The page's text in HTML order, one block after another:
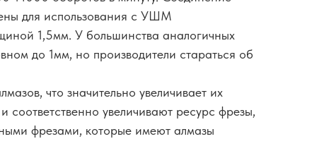
для использования с УШМ
1,5мм. У большинства аналогичных
до 1мм, но производители стараться об
что значительно увеличивает их
соответственно увеличивают ресурс фрезы,
фрезами, которые имеют алмазы